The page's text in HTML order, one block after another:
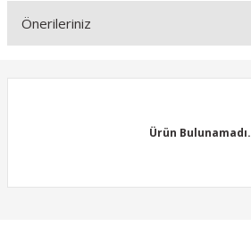
Önerileriniz
Görüş ve önerileriniz için teşekkür ederiz.
Ürün Bulunamadı.